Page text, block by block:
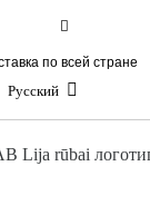
по всей стране
Русский